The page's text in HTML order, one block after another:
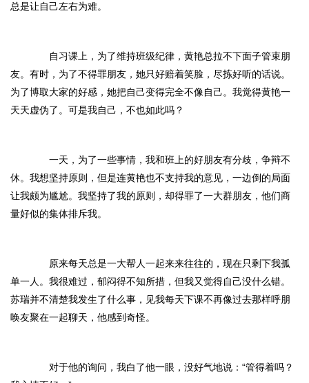
总是让自己左右为难。
自习课上，为了维持班级纪律，黄艳总拉不下面子管束朋
友。有时，为了不得罪朋友，她只好赔着笑脸，尽拣好听的话说。
为了博取大家的好感，她把自己变得完全不像自己。我觉得黄艳一
天天虚伪了。可是我自己，不也如此吗？
一天，为了一些事情，我和班上的好朋友有分歧，争辩不
休。我想坚持原则，但是连黄艳也不支持我的意见，一边倒的局面
让我颇为尴尬。我坚持了我的原则，却得罪了一大群朋友，他们商
量好似的集体排斥我。
原来每天总是一大帮人一起来来往往的，现在只剩下我孤
单一人。我很难过，郁闷得不知所措，但我又觉得自己没什么错。
苏瑞并不清楚我发生了什么事，见我每天下课不再像过去那样呼朋
唤友聚在一起聊天，他感到奇怪。
对于他的询问，我白了他一眼，没好气地说：“管得着吗？